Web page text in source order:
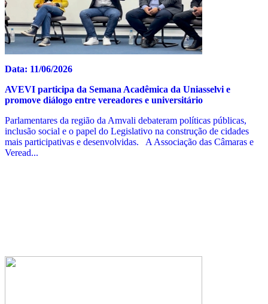
Data: 11/06/2026
AVEVI participa da Semana Acadêmica da Uniasselvi e
promove diálogo entre vereadores e universitário
Parlamentares da região da Amvali debateram políticas públicas,
inclusão social e o papel do Legislativo na construção de cidades
mais participativas e desenvolvidas. A Associação das Câmaras e
Veread...